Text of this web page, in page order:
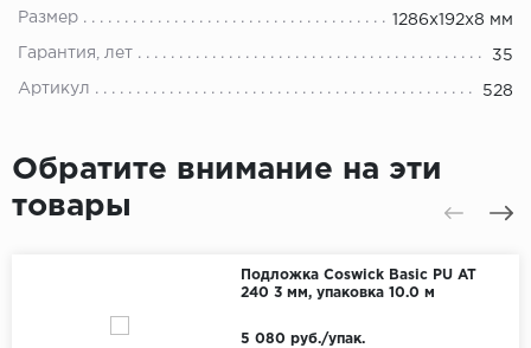
Размер 1286х192х8 мм
Гарантия, лет 35
Артикул 528
Обратите внимание на эти
товары
Подложка Coswick Basic PU AT
240 3 мм, упаковка 10.0 м
5 080 руб./упак.